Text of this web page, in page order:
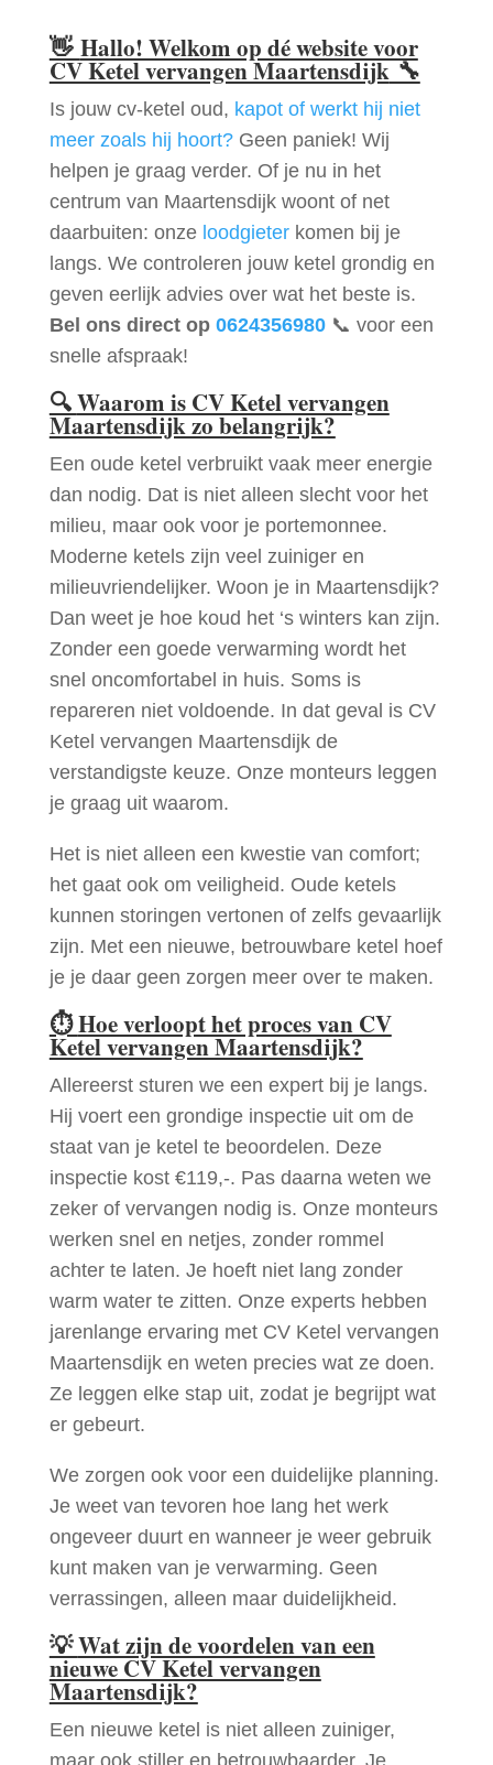
👋 Hallo! Welkom op dé website voor
CV Ketel vervangen Maartensdijk🔧
Is jouw cv-ketel oud, kapot of werkt hij niet
meer zoals hij hoort?Geen paniek! Wij
helpen je graag verder. Of je nu in het
centrum van Maartensdijk woont of net
daarbuiten: onze loodgieterkomen bij je
langs. We controleren jouw ketel grondig en
geven eerlijk advies over wat het beste is.
Bel ons direct op 0624356980📞 voor een
snelle afspraak!
🔍Waarom is CV Ketel vervangen
Maartensdijk zo belangrijk?
Een oude ketel verbruikt vaak meer energie
dan nodig. Dat is niet alleen slecht voor het
milieu, maar ook voor je portemonnee.
Moderne ketels zijn veel zuiniger en
milieuvriendelijker. Woon je in Maartensdijk?
Dan weet je hoe koud het ‘s winters kan zijn.
Zonder een goede verwarming wordt het
snel oncomfortabel in huis. Soms is
repareren niet voldoende. In dat geval is CV
Ketel vervangen Maartensdijk de
verstandigste keuze. Onze monteurs leggen
je graag uit waarom.
Het is niet alleen een kwestie van comfort;
het gaat ook om veiligheid. Oude ketels
kunnen storingen vertonen of zelfs gevaarlijk
zijn. Met een nieuwe, betrouwbare ketel hoef
je je daar geen zorgen meer over te maken.
⏱Hoe verloopt het proces van CV
Ketel vervangen Maartensdijk?
Allereerst sturen we een expert bij je langs.
Hij voert een grondige inspectie uit om de
staat van je ketel te beoordelen. Deze
inspectie kost €119,-. Pas daarna weten we
zeker of vervangen nodig is. Onze monteurs
werken snel en netjes, zonder rommel
achter te laten. Je hoeft niet lang zonder
warm water te zitten. Onze experts hebben
jarenlange ervaring met CV Ketel vervangen
Maartensdijk en weten precies wat ze doen.
Ze leggen elke stap uit, zodat je begrijpt wat
er gebeurt.
We zorgen ook voor een duidelijke planning.
Je weet van tevoren hoe lang het werk
ongeveer duurt en wanneer je weer gebruik
kunt maken van je verwarming. Geen
verrassingen, alleen maar duidelijkheid.
💡Wat zijn de voordelen van een
nieuwe CV Ketel vervangen
Maartensdijk?
Een nieuwe ketel is niet alleen zuiniger,
maar ook stiller en betrouwbaarder. Je